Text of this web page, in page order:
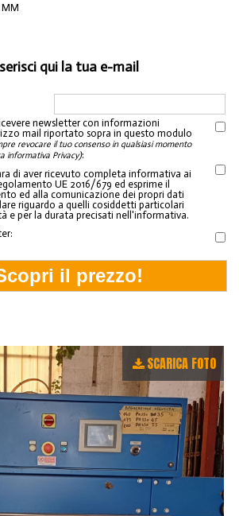
MM
qui la tua e-mail
newsletter con informazioni
mail riportato sopra in questo modulo
revocare il tuo consenso in qualsiasi momento
informativa Privacy):
di aver ricevuto completa informativa ai
UE 2016/679 ed esprime il
ed alla comunicazione dei propri dati
riguardo a quelli cosiddetti particolari
e per la durata precisati nell'informativa.
SCARICA FOTO